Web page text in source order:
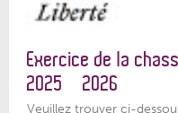
Exercice de la
2025 – 2026
Veuillez trouver ci-